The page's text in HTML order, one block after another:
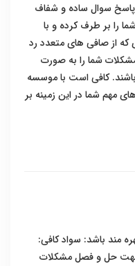
پاسخ سوال ساده و شفاف
را بر طرف کرده و با
که از صافی های متعدد رد
شما را به صورت
باشند. کافی است با موسسه
مهم شما در این زمینه بر
مند باشد: سواد کافی:
جهت حل و فصل مشکلات